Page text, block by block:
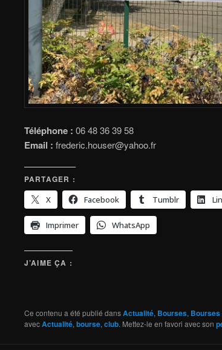
Téléphone : 06 48 36 39 58
Email : frederic.houser@yahoo.fr
PARTAGER :
X
Facebook Tumblr
Imprimer WhatsApp
J’AIME ÇA :
Ce contenu a été publié dansActualité, Bourses, Bourses
avecActualité, bourse, club. Mettez-le en favori avec son